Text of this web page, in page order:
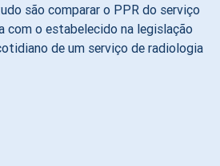
são comparar o PPR do serviço
com o estabelecido na legislação
de um serviço de radiologia